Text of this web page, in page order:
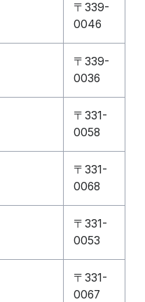
〒339-
0046
〒339-
0036
〒331-
0058
〒331-
0068
〒331-
0053
〒331-
0067